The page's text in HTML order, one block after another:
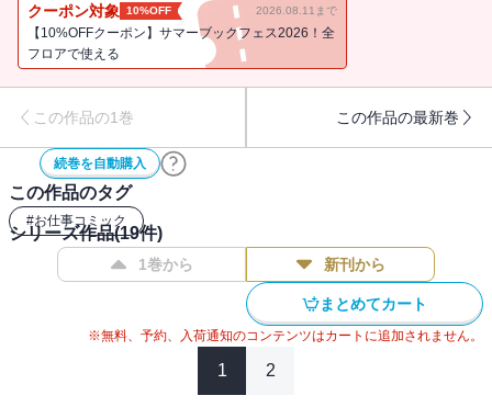
母の一喝により、実家の「スナック」をしぶしぶ手伝うことになる
が、流石は元No.1。
「夜の街」での二人の出会いは、朝日町を、米子市を、ひいては鳥
取全体を活性化させる事になる。
【※この作品は単話配信の「ヒマチの嬢王」1～8話を収録しており
ます。重複購入にご注意ください】
クーポン対象 10%OFF 2026.08.11まで
【10%OFFクーポン】サマーブックフェス2026！全
フロアで使える
この作品の1巻 この作品の最新巻
続巻を自動購入
この作品のタグ
#お仕事コミック
シリーズ作品(19件)
1巻から 新刊から
まとめてカート
※無料、予約、入荷通知のコンテンツはカートに追加されません。
1 2